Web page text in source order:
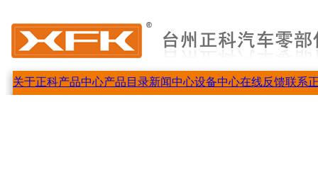
关于正科产品中心产品目录新闻中心设备中心在线反馈联系